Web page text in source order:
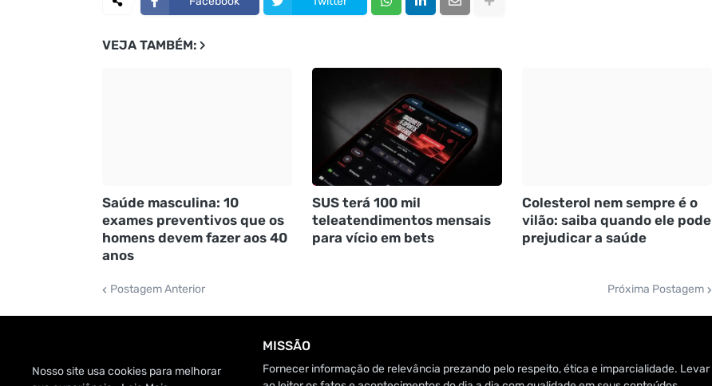
VEJA TAMBÉM:
Saúde masculina: 10
exames preventivos que os
homens devem fazer aos 40
anos
SUS terá 100 mil
teleatendimentos mensais
para vício em bets
Colesterol nem sempre é o
vilão: saiba quando ele pode
prejudicar a saúde
Postagem Anterior Próxima Postagem
MISSÃO
Fornecer informação de relevância prezando pelo respeito, ética e imparcialidade. Levar
Nosso site usa cookies para melhorar